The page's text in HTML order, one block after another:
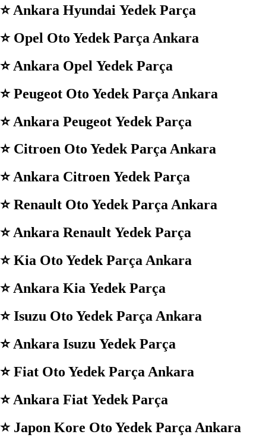
⭐️ Ankara Hyundai Yedek Parça
⭐️ Opel Oto Yedek Parça Ankara
⭐️ Ankara Opel Yedek Parça
⭐️ Peugeot Oto Yedek Parça Ankara
⭐️ Ankara Peugeot Yedek Parça
⭐️ Citroen Oto Yedek Parça Ankara
⭐️ Ankara Citroen Yedek Parça
⭐️ Renault Oto Yedek Parça Ankara
⭐️ Ankara Renault Yedek Parça
⭐️ Kia Oto Yedek Parça Ankara
⭐️ Ankara Kia Yedek Parça
⭐️ Isuzu Oto Yedek Parça Ankara
⭐️ Ankara Isuzu Yedek Parça
⭐️ Fiat Oto Yedek Parça Ankara
⭐️ Ankara Fiat Yedek Parça
⭐️ Japon Kore Oto Yedek Parça Ankara